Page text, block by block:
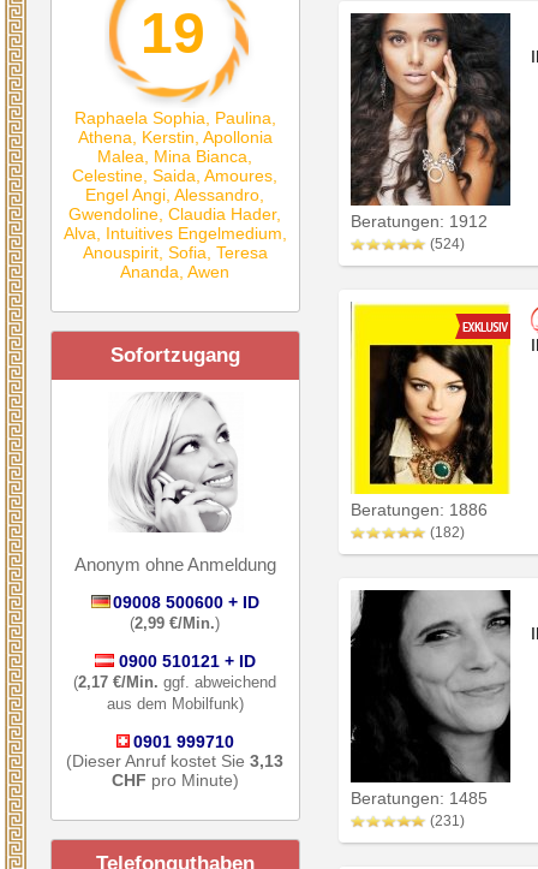
19
Raphaela Sophia Paulina
Athena
Kerstin Apollonia
Malea
Mina Bianca
Celestine ,Saida ,Amoures
Engel Angi ,Alessandro
Gwendoline ,Claudia Hader,
Alva
Intuitives Engelmedium
Anouspirit Sofia Teresa
Ananda ,Awen
Sofortzugang
Anonym ohne Anmeldung
09008 500600 + ID
(2,99 €/Min.)
0900 510121 + ID
(2,17 €/Min. ggf. abweichend
aus dem Mobilfunk)
0901 999710
(Dieser Anruf kostet Sie3,13
CHF pro Minute)
Telefonguthaben
Beratungen: 1912
(524)
Beratungen: 1886
(182)
Beratungen: 1485
(231)